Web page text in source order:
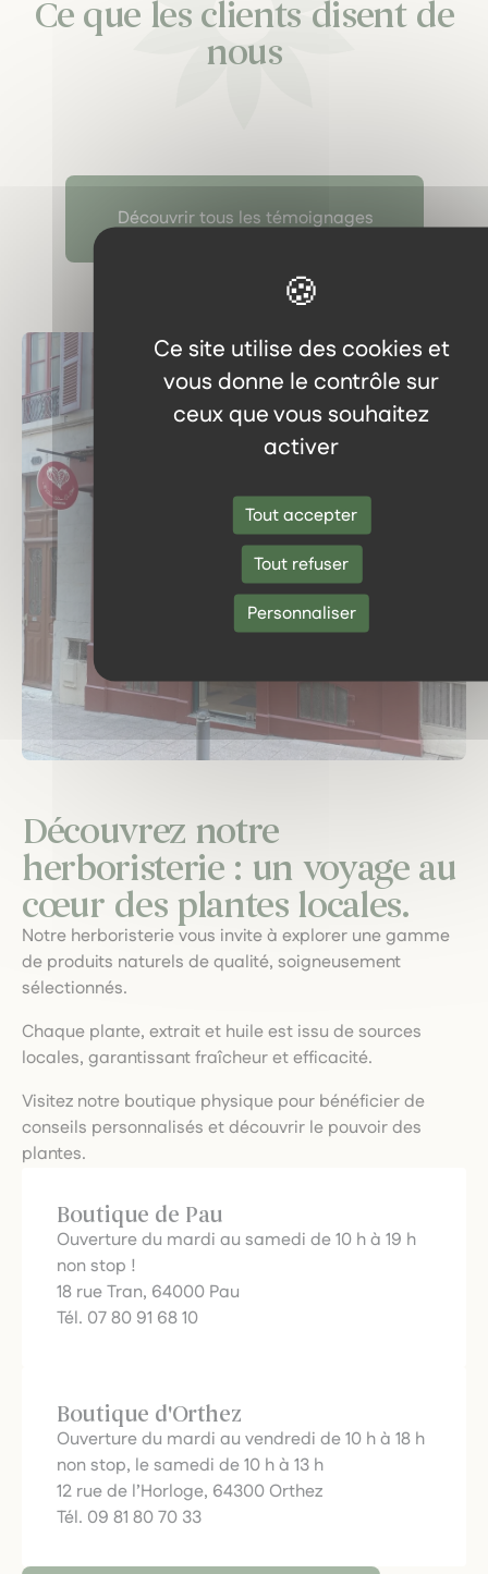
Ce site utilise des cookies et
vous donne le contrôle sur
ceux que vous souhaitez
activer
Tout accepter
Tout refuser
Personnaliser
Ce que les clients disent de
nous
Découvrir tous les témoignages
Découvrez notre
herboristerie : un voyage au
cœur des plantes locales.
Notre herboristerie vous invite à explorer une gamme
de produits naturels de qualité, soigneusement
sélectionnés.
Chaque plante, extrait et huile est issu de sources
locales, garantissant fraîcheur et efficacité.
Visitez notre boutique physique pour bénéficier de
conseils personnalisés et découvrir le pouvoir des
plantes.
Boutique de Pau
Ouverture du mardi au samedi de 10 h à 19 h
non stop !
18 rue Tran, 64000 Pau
Tél. 07 80 91 68 10
Boutique d'Orthez
Ouverture du mardi au vendredi de 10 h à 18 h
non stop, le samedi de 10 h à 13 h
12 rue de l’Horloge, 64300 Orthez
Tél. 09 81 80 70 33